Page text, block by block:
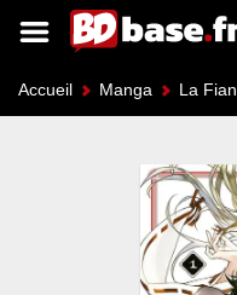
Accueil Manga La